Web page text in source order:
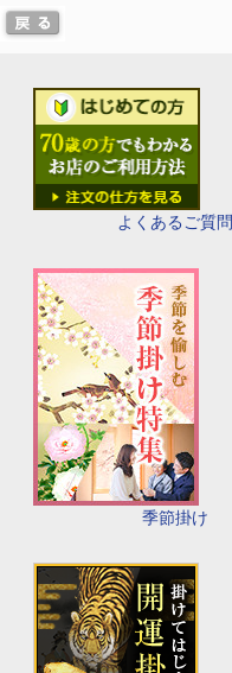
よくあるご質問
季節掛け